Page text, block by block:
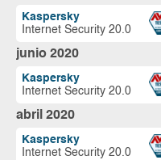
Kaspersky
Internet Security 20.0
junio 2020
Kaspersky
Internet Security 20.0
abril 2020
Kaspersky
Internet Security 20.0